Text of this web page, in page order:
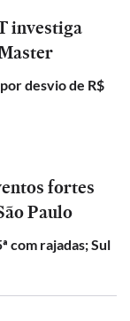
investiga
desvio de R$
fortes
Paulo
com rajadas; Sul